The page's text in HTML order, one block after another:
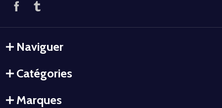
Naviguer
Catégories
Marques